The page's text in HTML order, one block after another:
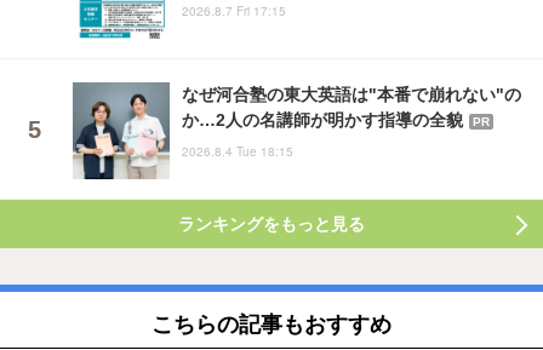
2026.8.7 Fri 17:15
なぜ河合塾の東大英語は"本番で崩れない"の
か…2人の名講師が明かす指導の全貌
PR
2026.8.4 Tue 18:15
ランキングをもっと見る
こちらの記事もおすすめ